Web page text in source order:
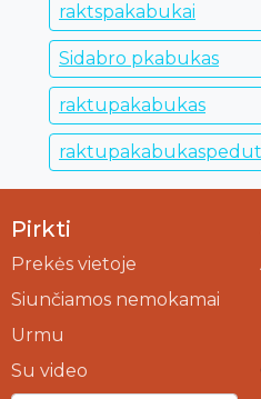
raktspakabukai
Sidabro pkabukas
raktupakabukas
Pirkti
Prekės vietoje
Siunčiamos nemokamai
Urmu
Su video